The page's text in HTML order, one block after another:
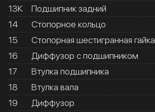
13К
Подшипник задний
14
Стопорное кольцо
15
Стопорная шестигранная гайка
16
Диффузор с подшипником
17
Втулка подшипника
18
Втулка вала
19
Диффузор